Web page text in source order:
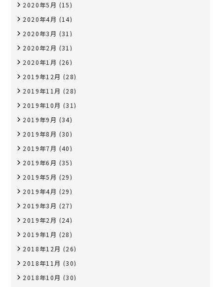
2020年5月 (15)
2020年4月 (14)
2020年3月 (31)
2020年2月 (31)
2020年1月 (26)
2019年12月 (28)
2019年11月 (28)
2019年10月 (31)
2019年9月 (34)
2019年8月 (30)
2019年7月 (40)
2019年6月 (35)
2019年5月 (29)
2019年4月 (29)
2019年3月 (27)
2019年2月 (24)
2019年1月 (28)
2018年12月 (26)
2018年11月 (30)
2018年10月 (30)